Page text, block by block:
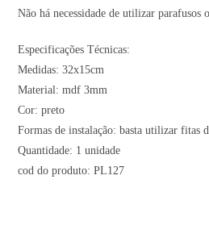
Não há necessidade de utilizar parafusos
Especificações Técnicas:
Medidas: 32x15cm
Material: mdf 3mm
Cor: preto
Formas de instalação: basta utilizar fitas
Quantidade: 1 unidade
cod do produto: PL127